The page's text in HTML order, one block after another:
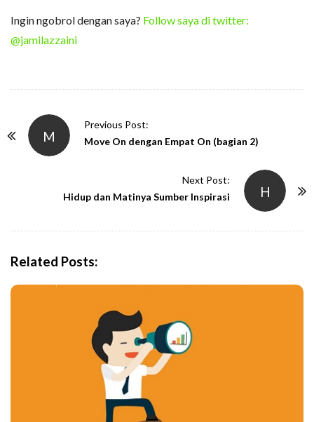
Ingin ngobrol dengan saya? Follow saya di twitter:
@jamilazzaini
M
Previous Post:
Move On dengan Empat On (bagian 2)
H
Next Post:
Hidup dan Matinya Sumber Inspirasi
Related Posts: